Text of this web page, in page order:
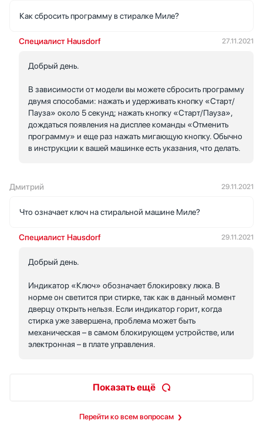
Как сбросить программу в стиралке Миле?
Специалист Hausdorf 27.11.2021
Добрый день.
В зависимости от модели вы можете сбросить программу
двумя способами: нажать и удерживать кнопку «Старт/
Пауза» около 5 секунд; нажать кнопку «Старт/Пауза»,
дождаться появления на дисплее команды «Отменить
программу» и еще раз нажать мигающую кнопку. Обычно
в инструкции к вашей машинке есть указания, что делать.
Дмитрий 29.11.2021
Что означает ключ на стиральной машине Миле?
Специалист Hausdorf 29.11.2021
Добрый день.
Индикатор «Ключ» обозначает блокировку люка. В
норме он светится при стирке, так как в данный момент
дверцу открыть нельзя. Если индикатор горит, когда
стирка уже завершена, проблема может быть
механическая – в самом блокирующем устройстве, или
электронная – в плате управления.
Показать ещё
Перейти ко всем вопросам